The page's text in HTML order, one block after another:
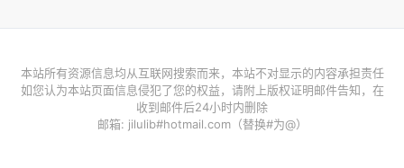
本站所有资源信息均从互联网搜索而来，本站不对显示的内容承担责任
如您认为本站页面信息侵犯了您的权益，请附上版权证明邮件告知，在
收到邮件后24小时内删除
邮箱: jilulib#hotmail.com（替换#为@）